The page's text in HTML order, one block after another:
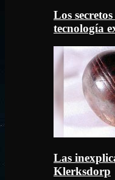
Los
tecnología
Las
Klerksdorp